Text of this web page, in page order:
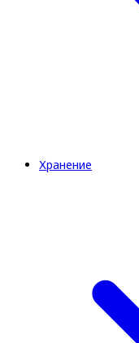
Хранение